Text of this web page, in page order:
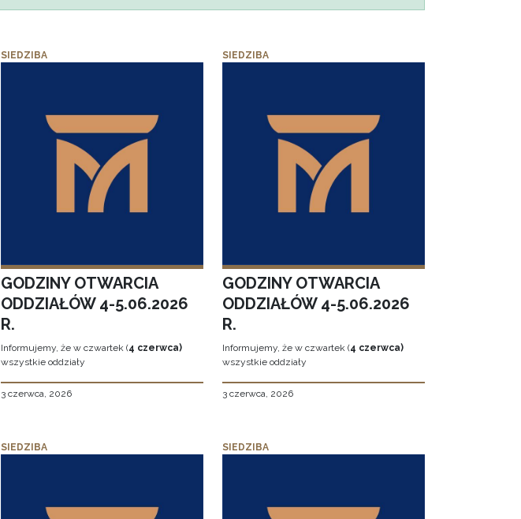
SIEDZIBA
GODZINY OTWARCIA
ODDZIAŁÓW 4-5.06.2026
R.
Informujemy, że w czwartek (4 czerwca)
wszystkie oddziały
3 czerwca, 2026
SIEDZIBA
GODZINY OTWARCIA
ODDZIAŁÓW 4-5.06.2026
R.
Informujemy, że w czwartek (4 czerwca)
wszystkie oddziały
3 czerwca, 2026
SIEDZIBA SIEDZIBA